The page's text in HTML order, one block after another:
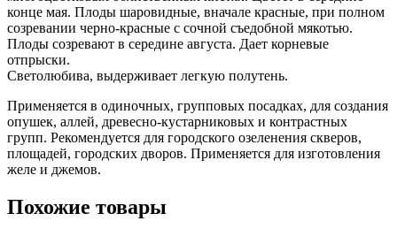
конце мая. Плоды шаровидные, вначале красные, при полном
созревании черно-красные с сочной съедобной мякотью.
Плоды созревают в середине августа. Дает корневые
отпрыски.
Светолюбива, выдерживает легкую полутень.
Применяется в одиночных, групповых посадках, для создания
опушек, аллей, древесно-кустарниковых и контрастных
групп. Рекомендуется для городского озеленения скверов,
площадей, городских дворов. Применяется для изготовления
желе и джемов.
Похожие товары